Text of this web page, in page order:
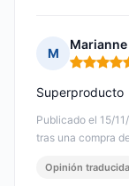
M
Marianne
Nota: 5 de
Publicado el 15/
tras una compra
Superproducto
Opinión traducida